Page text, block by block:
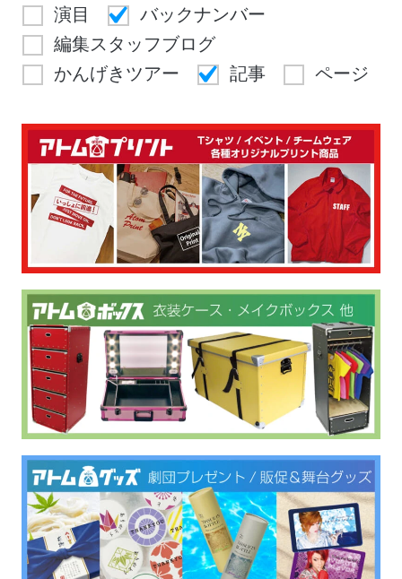
演目
バックナンバー
編集スタッフブログ
かんげきツアー
記事 ページ